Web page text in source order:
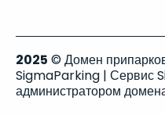
2025 © Домен
SigmaParking | Сервис
администратором